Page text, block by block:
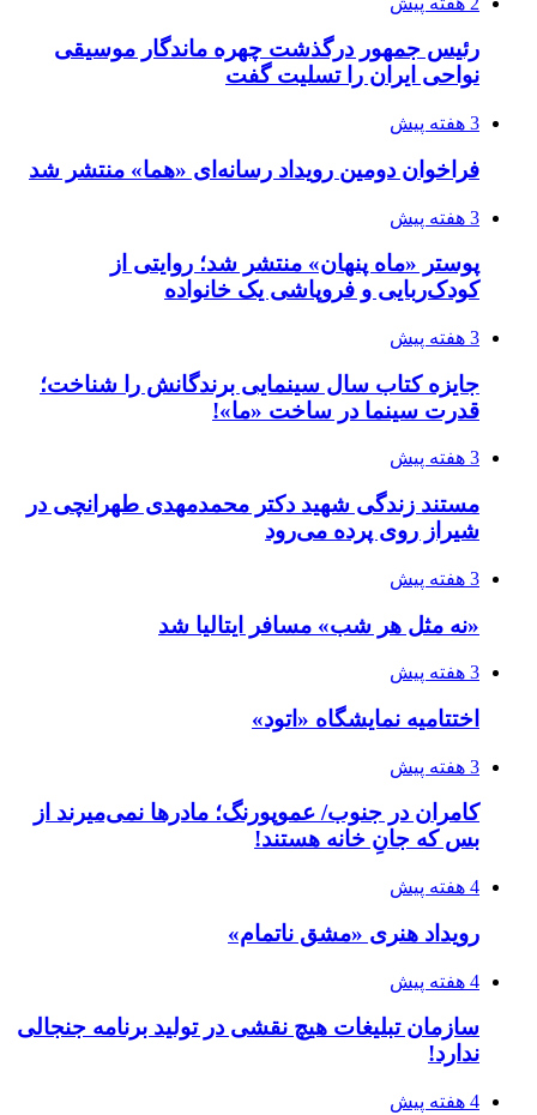
رئیس جمهور درگذشت چهره ماندگار موسیقی
نواحی ایران را تسلیت گفت
3 هفته پیش
فراخوان دومین رویداد رسانه‌ای «هما» منتشر شد
3 هفته پیش
پوستر «ماه پنهان» منتشر شد؛ روایتی از
کودک‌ربایی و فروپاشی یک خانواده
3 هفته پیش
جایزه کتاب سال سینمایی برندگانش را شناخت؛
قدرت سینما در ساخت «ما»!
3 هفته پیش
مستند زندگی شهید دکتر محمدمهدی طهرانچی در
شیراز روی پرده می‌رود
3 هفته پیش
«نه مثل هر شب» مسافر ایتالیا شد
3 هفته پیش
اختتامیه نمایشگاه «اتود»
3 هفته پیش
کامران در جنوب/ عموپورنگ؛ مادرها نمی‌میرند از
بس که جانِ خانه هستند!
4 هفته پیش
رویداد هنری «مشق ناتمام»
4 هفته پیش
سازمان تبلیغات هیچ نقشی در تولید برنامه جنجالی
ندارد!
4 هفته پیش